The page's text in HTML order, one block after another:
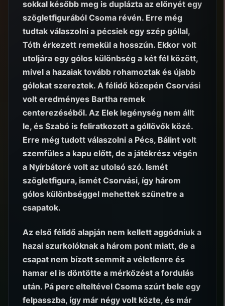
sokkal később meg is duplázta az előnyét egy
szögletfigurából Csoma révén. Erre még
tudtak válaszolni a pécsiek egy szép góllal,
Tóth érkezett remekül a hosszún. Ekkor volt
utoljára egy gólos különbség a két fél között,
mivel a hazaiak tovább rohamoztak és újabb
gólokat szereztek. A félidő közepén Csorvási
volt eredményes Bartha remek
centerezéséből. Az Elek legénység nem állt
le, és Szabó is feliratkozott a góllövők közé.
Erre még tudott válaszolni a Pécs, Bálint volt
szemfüles a kapu előtt, de a játékrész végén
a Nyírbátoré volt az utolsó szó. Ismét
szögletfigura, ismét Csorvási, így három
gólos különbséggel mehettek szünetre a
csapatok.
Az első félidő alapján nem kellett aggódniuk a
hazai szurkolóknak a három pont miatt, de a
csapat nem bízott semmit a véletlenre és
hamar el is döntötte a mérkőzést a fordulás
után. Pá perc elteltével Csoma szúrt bele egy
felpasszba, így már négy volt közte, és már